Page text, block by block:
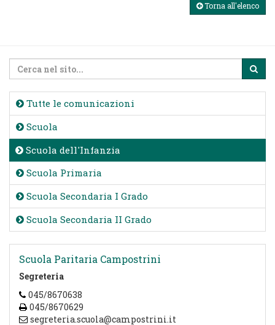
Torna all'elenco
Tutte le comunicazioni
Scuola
Scuola dell'Infanzia
Scuola Primaria
Scuola Secondaria I Grado
Scuola Secondaria II Grado
Scuola Paritaria Campostrini
Segreteria
045/8670638
045/8670629
segreteria.scuola@campostrini.it